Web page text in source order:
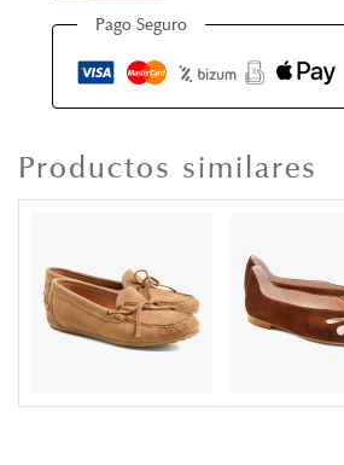
Pago Seguro
Productos similares